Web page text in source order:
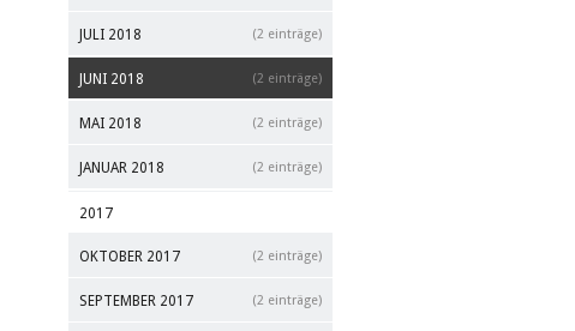
JULI 2018 (2 einträge)
JUNI 2018 (2 einträge)
MAI 2018 (2 einträge)
JANUAR 2018 (2 einträge)
2017
OKTOBER 2017 (2 einträge)
SEPTEMBER 2017 (2 einträge)